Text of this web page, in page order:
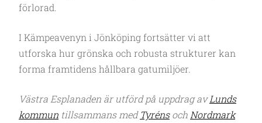
förlorad.
I Kämpeavenyn i Jönköping fortsätter vi att
utforska hur grönska och robusta strukturer kan
forma framtidens hållbara gatumiljöer.
Västra Esplanaden är utförd på uppdrag avLunds
kommun tillsammans med Tyrénsoch Nordmark